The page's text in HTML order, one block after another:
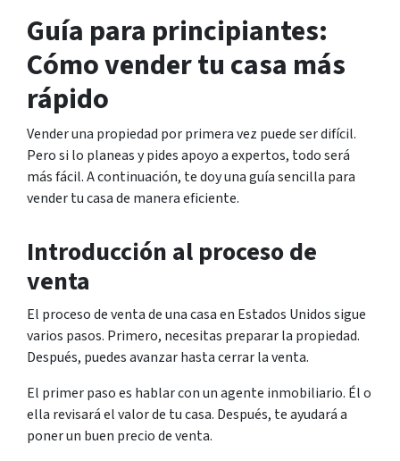
Guía para principiantes:
Cómo vender tu casa más
rápido
Vender una propiedad por primera vez puede ser difícil.
Pero si lo planeas y pides apoyo a expertos, todo será
más fácil. A continuación, te doy una guía sencilla para
vender tu casa de manera eficiente.
Introducción al proceso de
venta
El proceso de venta de una casa en Estados Unidos sigue
varios pasos. Primero, necesitas preparar la propiedad.
Después, puedes avanzar hasta cerrar la venta.
El primer paso es hablar con un agente inmobiliario. Él o
ella revisará el valor de tu casa. Después, te ayudará a
poner un buen precio de venta.